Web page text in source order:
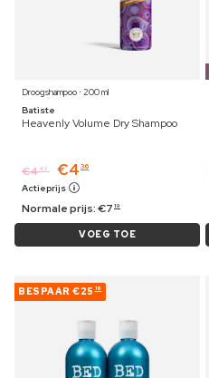
Droogshampoo ⋅ 200 ml
Batiste
Heavenly Volume Dry Shampoo
€4 49 €4 36
Actieprijs
Normale prijs:€7 19
VOEG TOE
BESPAAR €25 16